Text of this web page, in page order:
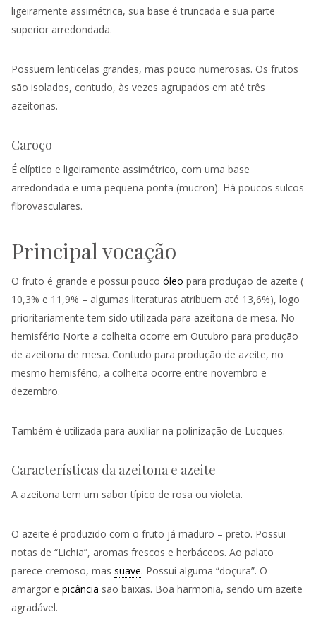
ligeiramente assimétrica, sua base é truncada e sua parte
superior arredondada.
Possuem lenticelas grandes, mas pouco numerosas. Os frutos
são isolados, contudo, às vezes agrupados em até três
azeitonas.
Caroço
É elíptico e ligeiramente assimétrico, com uma base
arredondada e uma pequena ponta (mucron). Há poucos sulcos
fibrovasculares.
Principal vocação
O fruto é grande e possui pouco óleo para produção de azeite (
10,3% e 11,9% – algumas literaturas atribuem até 13,6%), logo
prioritariamente tem sido utilizada para azeitona de mesa. No
hemisfério Norte a colheita ocorre em Outubro para produção
de azeitona de mesa. Contudo para produção de azeite, no
mesmo hemisfério, a colheita ocorre entre novembro e
dezembro.
Também é utilizada para auxiliar na polinização de Lucques.
Características da azeitona e azeite
A azeitona tem um sabor típico de rosa ou violeta.
O azeite é produzido com o fruto já maduro – preto. Possui
notas de “Lichia”, aromas frescos e herbáceos. Ao palato
parece cremoso, mas suave. Possui alguma “doçura”. O
amargor e picância são baixas. Boa harmonia, sendo um azeite
agradável.